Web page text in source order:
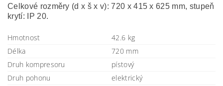
Celkové rozměry (d x š x v): 720 x 415 x 625 mm, stupeň
krytí: IP 20.
Hmotnost
42.6 kg
Délka
720 mm
Druh kompresoru
pístový
Druh pohonu
elektrický